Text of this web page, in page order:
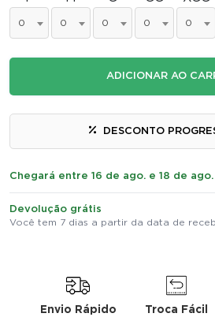
0 0 0 0 0
ADICIONAR AO
DESCONTO
Chegará entre 16 de ago. e 18 de ago.
Devolução grátis
Você tem 7 dias a partir da data de
Envio Rápido
Troca Fácil